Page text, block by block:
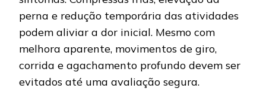
perna e redução temporária das atividades
podem aliviar a dor inicial. Mesmo com
melhora aparente, movimentos de giro,
corrida e agachamento profundo devem ser
evitados até uma avaliação segura.